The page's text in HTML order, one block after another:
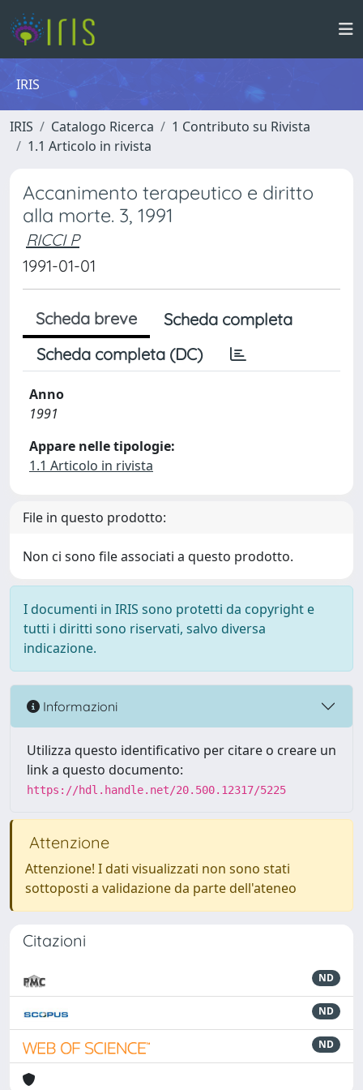
IRIS
IRIS Catalogo Ricerca
1 Contributo su Rivista
1.1 Articolo in rivista
Accanimento terapeutico e diritto
alla morte. 3, 1991
RICCI P
1991-01-01
Scheda breve
Scheda completa
Scheda completa (DC)
Anno
1991
Appare nelle tipologie:
1.1 Articolo in rivista
File in questo prodotto:
Non ci sono file associati a questo prodotto.
I documenti in IRIS sono protetti da copyright e
tutti i diritti sono riservati, salvo diversa
indicazione.
Informazioni
Utilizza questo identificativo per citare o creare un
link a questo documento:
https://hdl.handle.net/20.500.12317/5225
Attenzione
Attenzione! I dati visualizzati non sono stati
sottoposti a validazione da parte dell'ateneo
Citazioni
ND
ND
ND